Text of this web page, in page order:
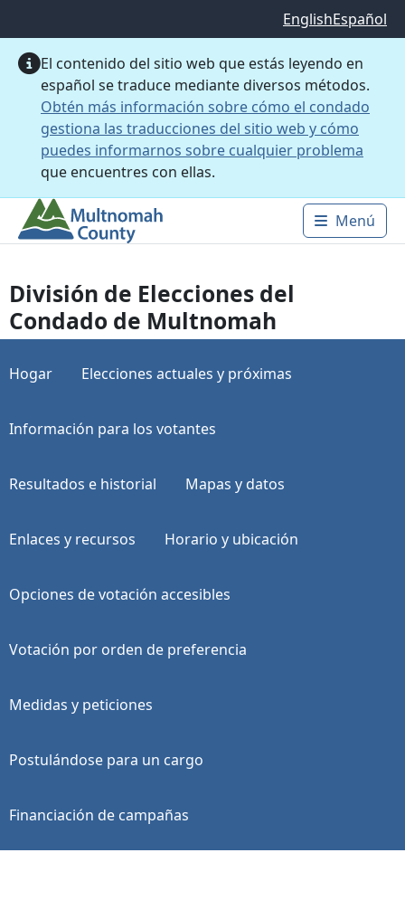
EnglishEspañol
El contenido del sitio web que estás leyendo en
español se traduce mediante diversos métodos.
Obtén más información sobre cómo el condado
gestiona las traducciones del sitio web y cómo
puedes informarnos sobre cualquier problema
que encuentres con ellas.
Main
Menú
División de Elecciones del
Condado de Multnomah
Hogar Elecciones actuales y próximas
Información para los votantes
Resultados e historial Mapas y datos
Enlaces y recursos Horario y ubicación
Opciones de votación accesibles
Votación por orden de preferencia
Medidas y peticiones
Postulándose para un cargo
Financiación de campañas